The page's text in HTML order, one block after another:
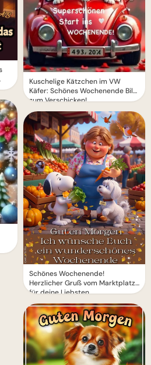
Kuschelige Kätzchen im VW
Käfer: Schönes Wochenende Bild
zum Verschicken!
Schönes Wochenende!
Herzlicher Gruß vom Marktplatz
für deine Liebsten